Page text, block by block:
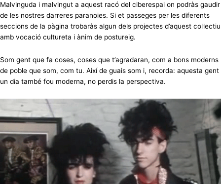
Malvinguda i malvingut a aquest racó del ciberespai on podràs gaudir
de les nostres darreres paranoies. Si et passeges per les diferents
seccions de la pàgina trobaràs algun dels projectes d’aquest col·lectiu
amb vocació cultureta i ànim de postureig.
Som gent que fa coses, coses que t’agradaran, com a bons moderns
de poble que som, com tu. Així de guais som i, recorda: aquesta gent
un dia també fou moderna, no perdis la perspectiva.